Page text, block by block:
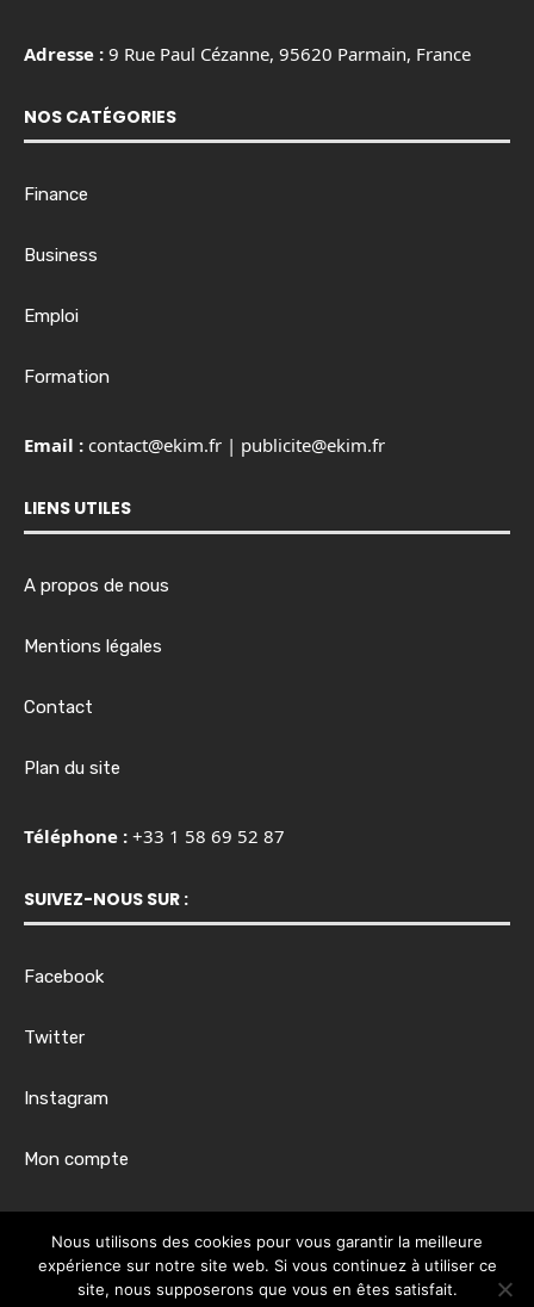
Adresse : 9 Rue Paul Cézanne, 95620 Parmain, France
NOS CATÉGORIES
Finance
Business
Emploi
Formation
Email : contact@ekim.fr | publicite@ekim.fr
LIENS UTILES
A propos de nous
Mentions légales
Contact
Plan du site
Téléphone : +33 1 58 69 52 87
SUIVEZ-NOUS SUR :
Facebook
Twitter
Instagram
Mon compte
Du lundi au vendredi, de 8h00 à 17h30
Nous utilisons des cookies pour vous garantir la meilleure
expérience sur notre site web. Si vous continuez à utiliser ce
site, nous supposerons que vous en êtes satisfait.